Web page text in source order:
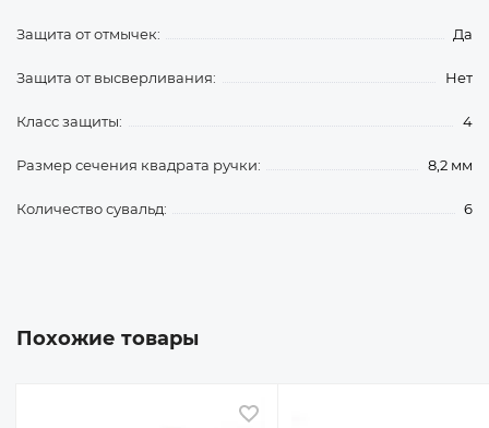
Защита от отмычек: Да
Защита от высверливания: Нет
Класс защиты: 4
Размер сечения квадрата ручки: 8,2 мм
Количество сувальд: 6
Похожие товары
В избранное